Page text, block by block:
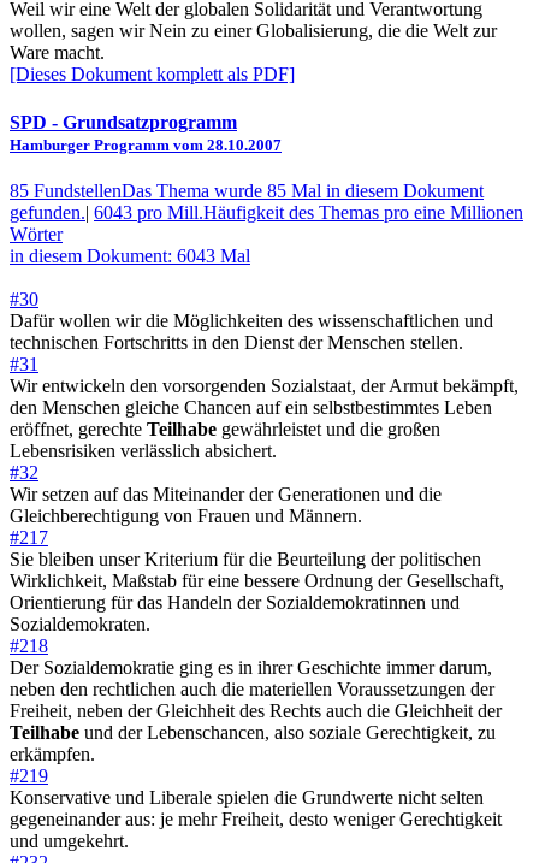
Weil wir eine Welt der globalen Solidarität und Verantwortung
wollen, sagen wir Nein zu einer Globalisierung, die die Welt zur
Ware macht.
[Dieses Dokument komplett als PDF]
SPD - Grundsatzprogramm
Hamburger Programm vom 28.10.2007
85 FundstellenDas Thema wurde 85 Mal in diesem Dokument
gefunden.| 6043 pro Mill.Häufigkeit des Themas pro eine Millionen
Wörter
in diesem Dokument: 6043 Mal
#30
Dafür wollen wir die Möglichkeiten des wissenschaftlichen und
technischen Fortschritts in den Dienst der Menschen stellen.
#31
Wir entwickeln den vorsorgenden Sozialstaat, der Armut bekämpft,
den Menschen gleiche Chancen auf ein selbstbestimmtes Leben
eröffnet, gerechte Teilhabe gewährleistet und die großen
Lebensrisiken verlässlich absichert.
#32
Wir setzen auf das Miteinander der Generationen und die
Gleichberechtigung von Frauen und Männern.
#217
Sie bleiben unser Kriterium für die Beurteilung der politischen
Wirklichkeit, Maßstab für eine bessere Ordnung der Gesellschaft,
Orientierung für das Handeln der Sozialdemokratinnen und
Sozialdemokraten.
#218
Der Sozialdemokratie ging es in ihrer Geschichte immer darum,
neben den rechtlichen auch die materiellen Voraussetzungen der
Freiheit, neben der Gleichheit des Rechts auch die Gleichheit der
Teilhabe und der Lebenschancen, also soziale Gerechtigkeit, zu
erkämpfen.
#219
Konservative und Liberale spielen die Grundwerte nicht selten
gegeneinander aus: je mehr Freiheit, desto weniger Gerechtigkeit
und umgekehrt.